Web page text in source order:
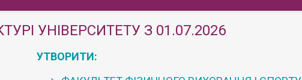
УНІВЕРСИТЕТУ З 01.07.2026
УТВОРИТИ: